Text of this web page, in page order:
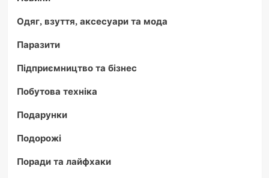
Одяг, взуття, аксесуари та мода
Паразити
Підприємництво та бізнес
Побутова техніка
Подарунки
Подорожі
Поради та лайфхаки